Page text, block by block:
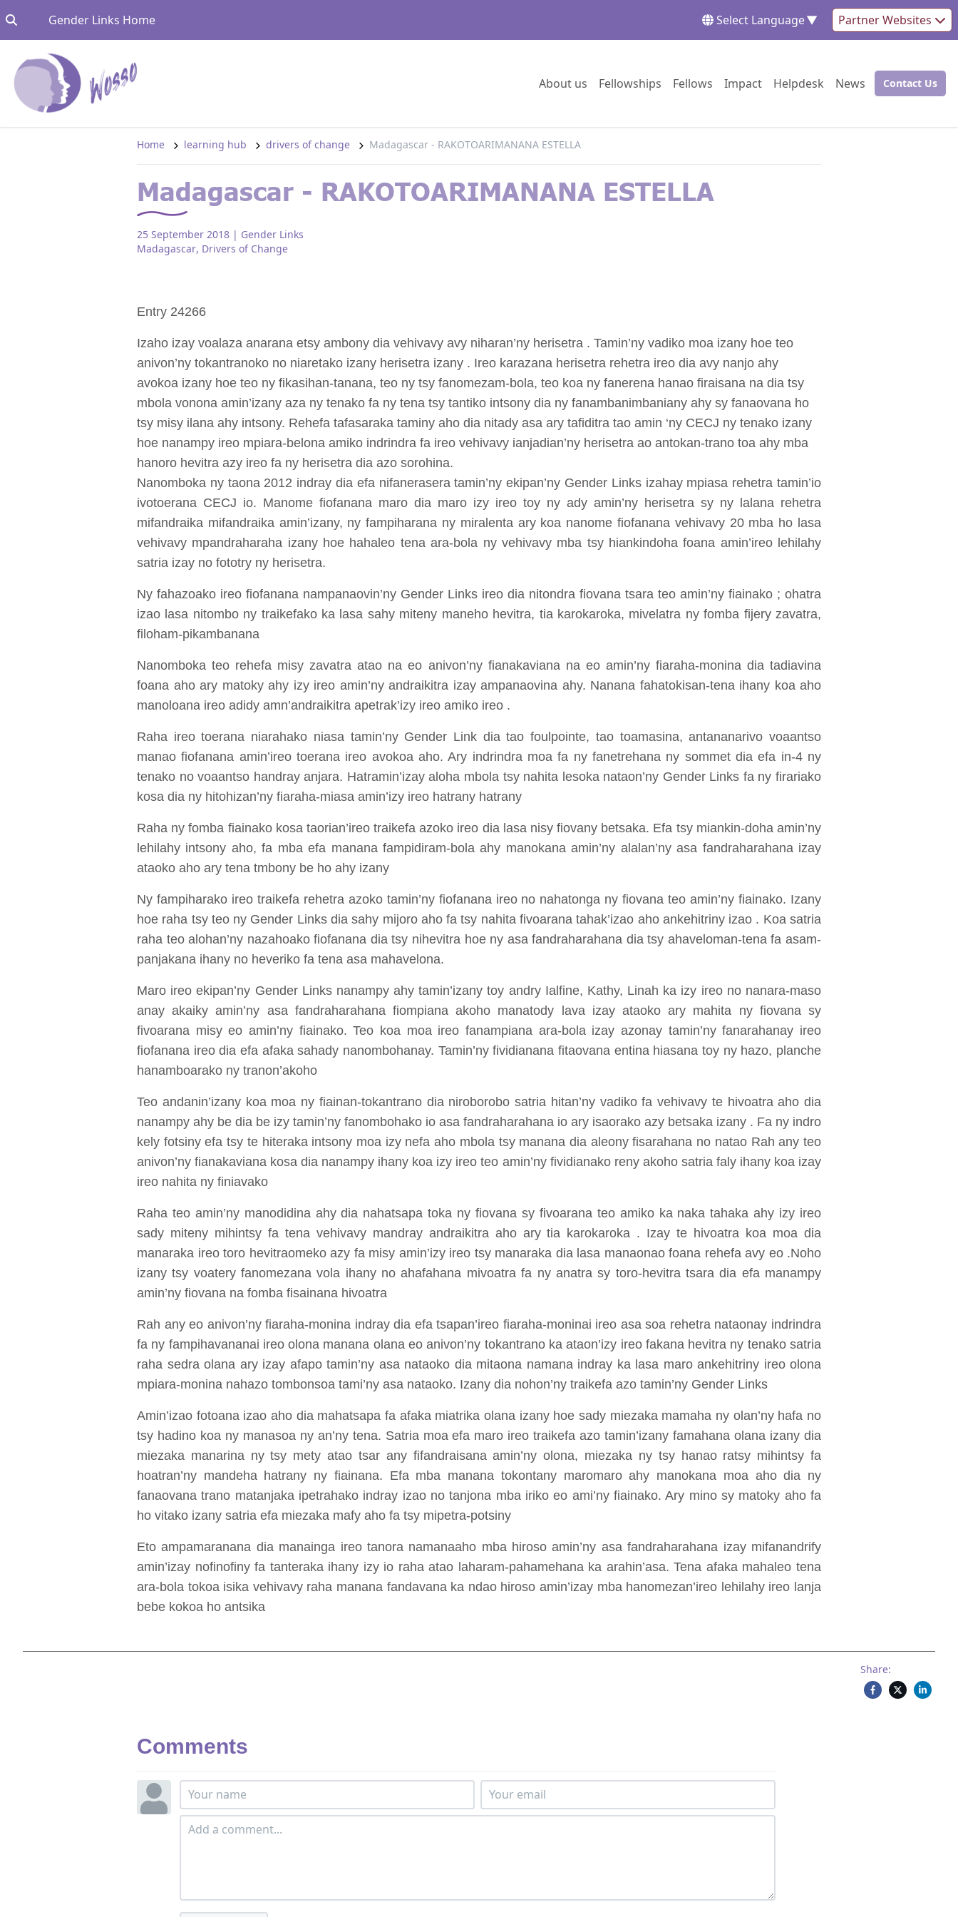
Gender Links HomeGo to: Select Language▼ Partner Websites
About us Go to:
Fellowships Go to:
Fellows Go to:
ImpactGo to:
Helpdesk Go to:
News Go to:Go to:
Contact Us
Home learning hub drivers of change Madagascar - RAKOTOARIMANANA ESTELLA
Madagascar - RAKOTOARIMANANA ESTELLA
25 September 2018 | Gender Links
Madagascar, Drivers of Change
Entry 24266
Izaho izay voalaza anarana etsy ambony dia vehivavy avy niharan’ny herisetra . Tamin’ny vadiko moa izany hoe teo
anivon’ny tokantranoko no niaretako izany herisetra izany . Ireo karazana herisetra rehetra ireo dia avy nanjo ahy
avokoa izany hoe teo ny fikasihan-tanana, teo ny tsy fanomezam-bola, teo koa ny fanerena hanao firaisana na dia tsy
mbola vonona amin’izany aza ny tenako fa ny tena tsy tantiko intsony dia ny fanambanimbaniany ahy sy fanaovana ho
tsy misy ilana ahy intsony. Rehefa tafasaraka taminy aho dia nitady asa ary tafiditra tao amin ‘ny CECJ ny tenako izany
hoe nanampy ireo mpiara-belona amiko indrindra fa ireo vehivavy ianjadian’ny herisetra ao antokan-trano toa ahy mba
hanoro hevitra azy ireo fa ny herisetra dia azo sorohina.
Nanomboka ny taona 2012 indray dia efa nifanerasera tamin’ny ekipan’ny Gender Links izahay mpiasa rehetra tamin’io
ivotoerana CECJ io. Manome fiofanana maro dia maro izy ireo toy ny ady amin’ny herisetra sy ny lalana rehetra
mifandraika mifandraika amin’izany, ny fampiharana ny miralenta ary koa nanome fiofanana vehivavy 20 mba ho lasa
vehivavy mpandraharaha izany hoe hahaleo tena ara-bola ny vehivavy mba tsy hiankindoha foana amin’ireo lehilahy
satria izay no fototry ny herisetra.
Ny fahazoako ireo fiofanana nampanaovin’ny Gender Links ireo dia nitondra fiovana tsara teo amin’ny fiainako ; ohatra
izao lasa nitombo ny traikefako ka lasa sahy miteny maneho hevitra, tia karokaroka, mivelatra ny fomba fijery zavatra,
filoham-pikambanana
Nanomboka teo rehefa misy zavatra atao na eo anivon’ny fianakaviana na eo amin’ny fiaraha-monina dia tadiavina
foana aho ary matoky ahy izy ireo amin’ny andraikitra izay ampanaovina ahy. Nanana fahatokisan-tena ihany koa aho
manoloana ireo adidy amn’andraikitra apetrak’izy ireo amiko ireo .
Raha ireo toerana niarahako niasa tamin’ny Gender Link dia tao foulpointe, tao toamasina, antananarivo voaantso
manao fiofanana amin’ireo toerana ireo avokoa aho. Ary indrindra moa fa ny fanetrehana ny sommet dia efa in-4 ny
tenako no voaantso handray anjara. Hatramin’izay aloha mbola tsy nahita lesoka nataon’ny Gender Links fa ny firariako
kosa dia ny hitohizan’ny fiaraha-miasa amin’izy ireo hatrany hatrany
Raha ny fomba fiainako kosa taorian’ireo traikefa azoko ireo dia lasa nisy fiovany betsaka. Efa tsy miankin-doha amin’ny
lehilahy intsony aho, fa mba efa manana fampidiram-bola ahy manokana amin’ny alalan’ny asa fandraharahana izay
ataoko aho ary tena tmbony be ho ahy izany
Ny fampiharako ireo traikefa rehetra azoko tamin’ny fiofanana ireo no nahatonga ny fiovana teo amin’ny fiainako. Izany
hoe raha tsy teo ny Gender Links dia sahy mijoro aho fa tsy nahita fivoarana tahak’izao aho ankehitriny izao . Koa satria
raha teo alohan’ny nazahoako fiofanana dia tsy nihevitra hoe ny asa fandraharahana dia tsy ahaveloman-tena fa asam-
panjakana ihany no heveriko fa tena asa mahavelona.
Maro ireo ekipan’ny Gender Links nanampy ahy tamin’izany toy andry Ialfine, Kathy, Linah ka izy ireo no nanara-maso
anay akaiky amin’ny asa fandraharahana fiompiana akoho manatody lava izay ataoko ary mahita ny fiovana sy
fivoarana misy eo amin’ny fiainako. Teo koa moa ireo fanampiana ara-bola izay azonay tamin’ny fanarahanay ireo
fiofanana ireo dia efa afaka sahady nanombohanay. Tamin’ny fividianana fitaovana entina hiasana toy ny hazo, planche
hanamboarako ny tranon’akoho
Teo andanin’izany koa moa ny fiainan-tokantrano dia niroborobo satria hitan’ny vadiko fa vehivavy te hivoatra aho dia
nanampy ahy be dia be izy tamin’ny fanombohako io asa fandraharahana io ary isaorako azy betsaka izany . Fa ny indro
kely fotsiny efa tsy te hiteraka intsony moa izy nefa aho mbola tsy manana dia aleony fisarahana no natao Rah any teo
anivon’ny fianakaviana kosa dia nanampy ihany koa izy ireo teo amin’ny fividianako reny akoho satria faly ihany koa izay
ireo nahita ny finiavako
Raha teo amin’ny manodidina ahy dia nahatsapa toka ny fiovana sy fivoarana teo amiko ka naka tahaka ahy izy ireo
sady miteny mihintsy fa tena vehivavy mandray andraikitra aho ary tia karokaroka . Izay te hivoatra koa moa dia
manaraka ireo toro hevitraomeko azy fa misy amin’izy ireo tsy manaraka dia lasa manaonao foana rehefa avy eo .Noho
izany tsy voatery fanomezana vola ihany no ahafahana mivoatra fa ny anatra sy toro-hevitra tsara dia efa manampy
amin’ny fiovana na fomba fisainana hivoatra
Rah any eo anivon’ny fiaraha-monina indray dia efa tsapan’ireo fiaraha-moninai ireo asa soa rehetra nataonay indrindra
fa ny fampihavananai ireo olona manana olana eo anivon’ny tokantrano ka ataon’izy ireo fakana hevitra ny tenako satria
raha sedra olana ary izay afapo tamin’ny asa nataoko dia mitaona namana indray ka lasa maro ankehitriny ireo olona
mpiara-monina nahazo tombonsoa tami’ny asa nataoko. Izany dia nohon’ny traikefa azo tamin’ny Gender Links
Amin’izao fotoana izao aho dia mahatsapa fa afaka miatrika olana izany hoe sady miezaka mamaha ny olan’ny hafa no
tsy hadino koa ny manasoa ny an’ny tena. Satria moa efa maro ireo traikefa azo tamin’izany famahana olana izany dia
miezaka manarina ny tsy mety atao tsar any fifandraisana amin’ny olona, miezaka ny tsy hanao ratsy mihintsy fa
hoatran’ny mandeha hatrany ny fiainana. Efa mba manana tokontany maromaro ahy manokana moa aho dia ny
fanaovana trano matanjaka ipetrahako indray izao no tanjona mba iriko eo ami’ny fiainako. Ary mino sy matoky aho fa
ho vitako izany satria efa miezaka mafy aho fa tsy mipetra-potsiny
Eto ampamaranana dia manainga ireo tanora namanaaho mba hiroso amin’ny asa fandraharahana izay mifanandrify
amin’izay nofinofiny fa tanteraka ihany izy io raha atao laharam-pahamehana ka arahin’asa. Tena afaka mahaleo tena
ara-bola tokoa isika vehivavy raha manana fandavana ka ndao hiroso amin’izay mba hanomezan’ireo lehilahy ireo lanja
bebe kokoa ho antsika
Share:
Comments